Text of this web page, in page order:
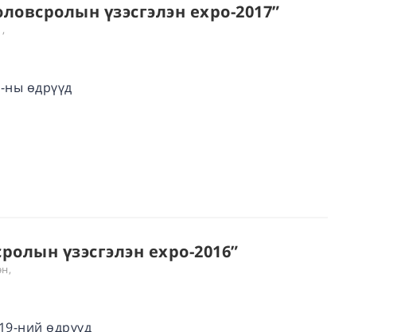
үзэсгэлэн expo-2017”
,
ны өдрүүд
үзэсгэлэн expo-2016”
,
ний өдрүүд